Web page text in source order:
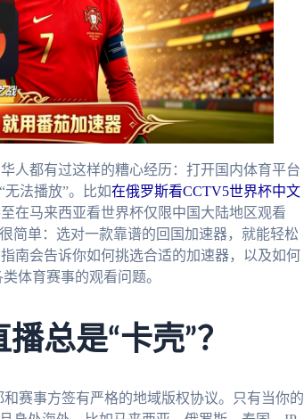
人都有过这样的糟心经历：打开国内体育平台
法播放”。比如在俄罗斯看CCTV5世界杯中文
在马来西亚看世界杯仅限中国大陆地区观看
单：选对一款靠谱的回国加速器，就能轻松
南会告诉你如何挑选合适的加速器，以及如何
体育赛事的观看问题。
总是“卡壳”？
赛事方签有严格的地域版权协议。只有当你的